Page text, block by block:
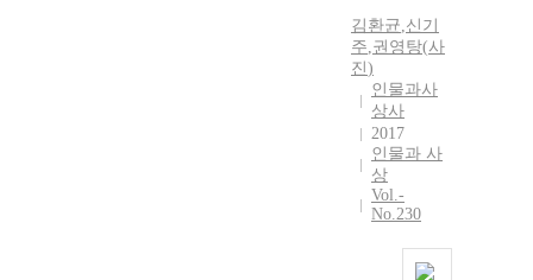
김환균,신기
주,권영탕(사
진)
인물과사
상사
2017
인물과 사
상
Vol.-
No.230